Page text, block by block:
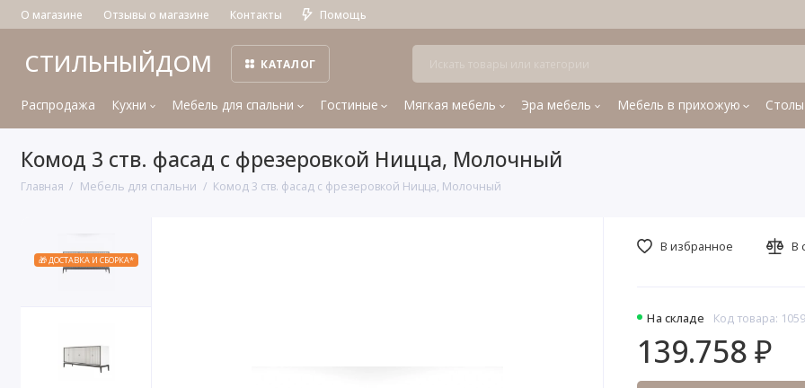
О магазине Отзывы о магазине Контакты Помощь
СТИЛЬНЫЙДОМ КАТАЛОГ
Распродажа Кухни Мебель для спальни Гостиные Мягкая мебель Эра мебель Мебель в прихожую Столы
Комод 3 ств. фасад с фрезеровкой Ницца, Молочный
Главная Мебель для спальни Комод 3 ств. фасад с фрезеровкой Ницца, Молочный
🎁 ДОСТАВКА И СБОРКА*
На складе Код товара:
139.758 ₽
В избранное В